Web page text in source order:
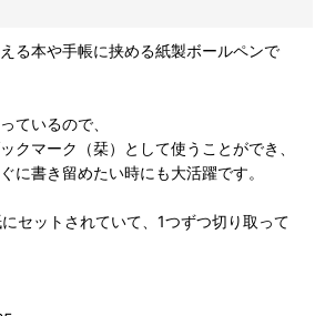
る本や手帳に挟める紙製ボールペンで
ているので、
クマーク（栞）として使うことができ、
に書き留めたい時にも大活躍です。
セットされていて、1つずつ切り取って